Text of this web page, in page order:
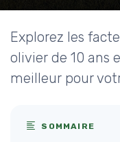
Explorez les
olivier de 10 ans
meilleur pour
SOMMAIRE